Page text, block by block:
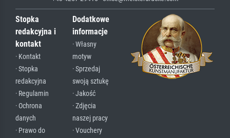
Stopka
redakcyjna i
kontakt
· Kontakt
· Stopka
redakcyjna
· Regulamin
· Ochrona
danych
· Prawo do
Dodatkowe
informacje
· Własny
motyw
· Sprzedaj
swoją sztukę
· Jakość
· Zdjęcia
naszej pracy
· Vouchery